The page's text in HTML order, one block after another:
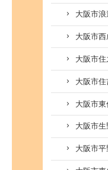
大阪市浪
大阪市西
大阪市
大阪市住
大阪市
大阪市生
大阪市平